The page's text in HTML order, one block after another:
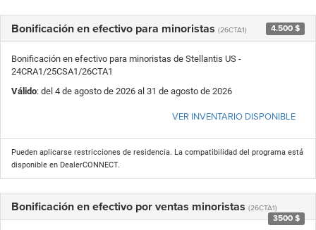
Bonificación en efectivo para minoristas (26CTA1) 4.500 $
Bonificación en efectivo para minoristas de Stellantis US -
24CRA1/25CSA1/26CTA1
Válido: del 4 de agosto de 2026 al 31 de agosto de 2026
VER INVENTARIO DISPONIBLE
Pueden aplicarse restricciones de residencia. La compatibilidad del programa está
disponible en DealerCONNECT.
Bonificación en efectivo por ventas minoristas (26CTA1)
3500 $